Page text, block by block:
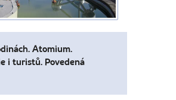
Atomium.
i turistů. Povedená